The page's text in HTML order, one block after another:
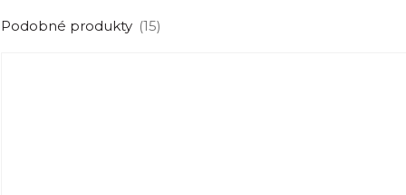
Podobné produkty (15)